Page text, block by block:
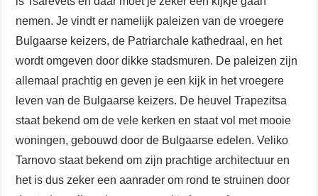
nemen. Je vindt er namelijk paleizen van de vroegere
Bulgaarse keizers, de Patriarchale kathedraal, en het
wordt omgeven door dikke stadsmuren. De paleizen zijn
allemaal prachtig en geven je een kijk in het vroegere
leven van de Bulgaarse keizers. De heuvel Trapezitsa
staat bekend om de vele kerken en staat vol met mooie
woningen, gebouwd door de Bulgaarse edelen. Veliko
Tarnovo staat bekend om zijn prachtige architectuur en
het is dus zeker een aanrader om rond te struinen door